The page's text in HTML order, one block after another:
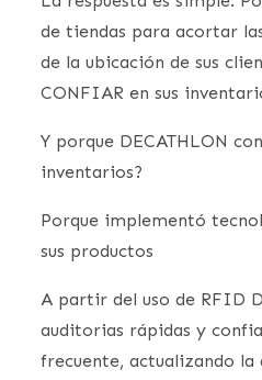
de tiendas para acortar
de la ubicación de sus
CONFIAR en sus
Y porque DECATHLON
inventarios?
Porque implementó
sus productos
A partir del uso de RFID
auditorias rápidas y
frecuente, actualizando